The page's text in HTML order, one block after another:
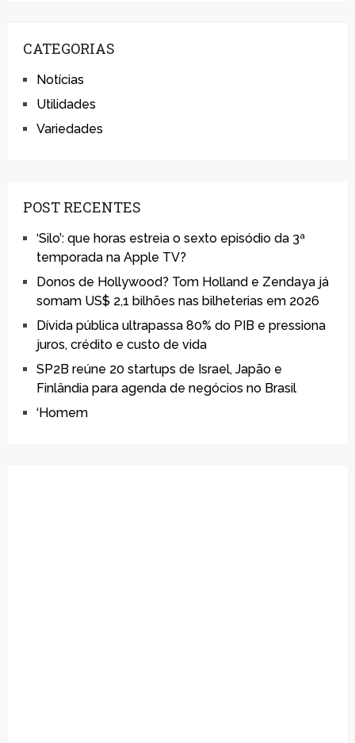
CATEGORIAS
Notícias
Utilidades
Variedades
POST RECENTES
‘Silo’: que horas estreia o sexto episódio da 3ª
temporada na Apple TV?
Donos de Hollywood? Tom Holland e Zendaya já
somam US$ 2,1 bilhões nas bilheterias em 2026
Dívida pública ultrapassa 80% do PIB e pressiona
juros, crédito e custo de vida
SP2B reúne 20 startups de Israel, Japão e
Finlândia para agenda de negócios no Brasil
‘Homem